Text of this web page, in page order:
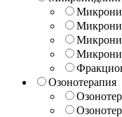
Озонотерапия